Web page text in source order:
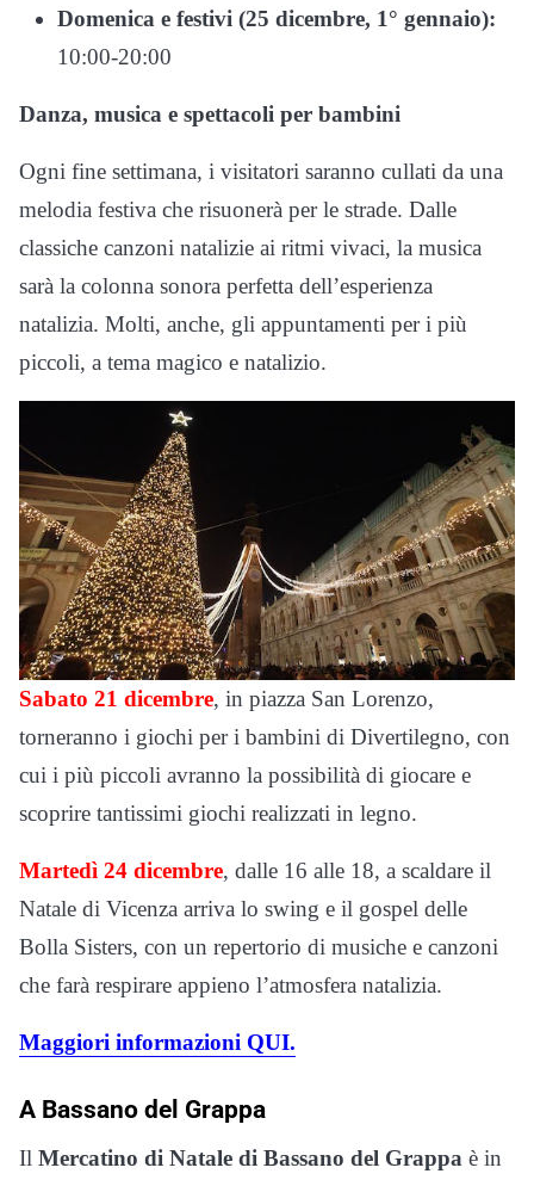
Domenica e festivi (25 dicembre, 1° gennaio):
10:00-20:00
Danza, musica e spettacoli per bambini
Ogni fine settimana, i visitatori saranno cullati da una
melodia festiva che risuonerà per le strade. Dalle
classiche canzoni natalizie ai ritmi vivaci, la musica
sarà la colonna sonora perfetta dell’esperienza
natalizia. Molti, anche, gli appuntamenti per i più
piccoli, a tema magico e natalizio.
Sabato 21 dicembre, in piazza San Lorenzo,
torneranno i giochi per i bambini di Divertilegno, con
cui i più piccoli avranno la possibilità di giocare e
scoprire tantissimi giochi realizzati in legno.
Martedì 24 dicembre, dalle 16 alle 18, a scaldare il
Natale di Vicenza arriva lo swing e il gospel delle
Bolla Sisters, con un repertorio di musiche e canzoni
che farà respirare appieno l’atmosfera natalizia.
Maggiori informazioni QUI.
A Bassano del Grappa
Il Mercatino di Natale di Bassano del Grappa è in